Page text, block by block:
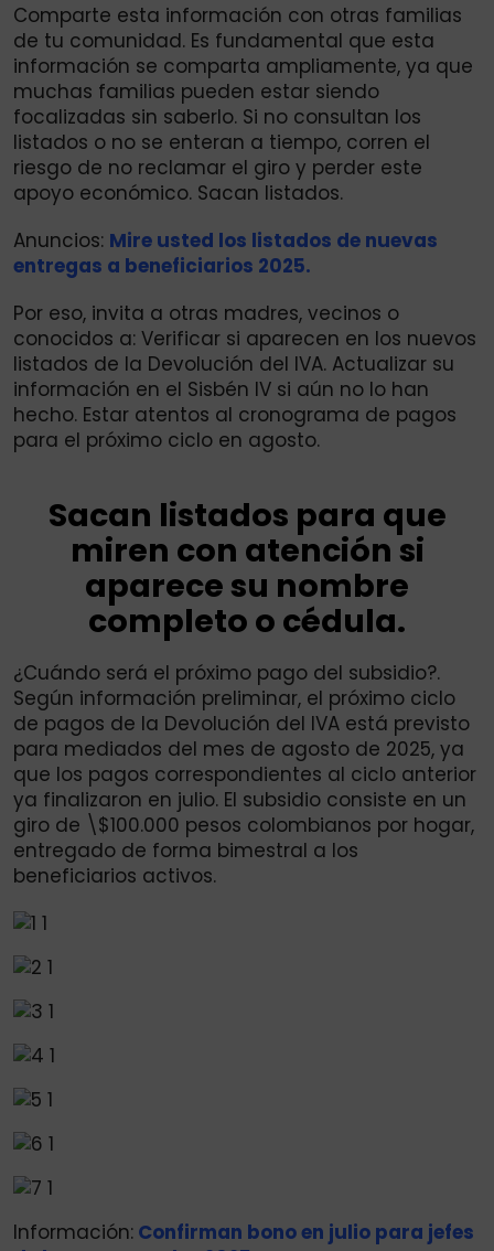
Comparte esta información con otras familias
de tu comunidad. Es fundamental que esta
información se comparta ampliamente, ya que
muchas familias pueden estar siendo
focalizadas sin saberlo. Si no consultan los
listados o no se enteran a tiempo, corren el
riesgo de no reclamar el giro y perder este
apoyo económico. Sacan listados.
Anuncios: Mire usted los listados de nuevas
entregas a beneficiarios 2025.
Por eso, invita a otras madres, vecinos o
conocidos a: Verificar si aparecen en los nuevos
listados de la Devolución del IVA. Actualizar su
información en el Sisbén IV si aún no lo han
hecho. Estar atentos al cronograma de pagos
para el próximo ciclo en agosto.
Sacan listados para que
miren con atención si
aparece su nombre
completo o cédula.
¿Cuándo será el próximo pago del subsidio?.
Según información preliminar, el próximo ciclo
de pagos de la Devolución del IVA está previsto
para mediados del mes de agosto de 2025, ya
que los pagos correspondientes al ciclo anterior
ya finalizaron en julio. El subsidio consiste en un
giro de \$100.000 pesos colombianos por hogar,
entregado de forma bimestral a los
beneficiarios activos.
Información: Confirman bono en julio para jefes